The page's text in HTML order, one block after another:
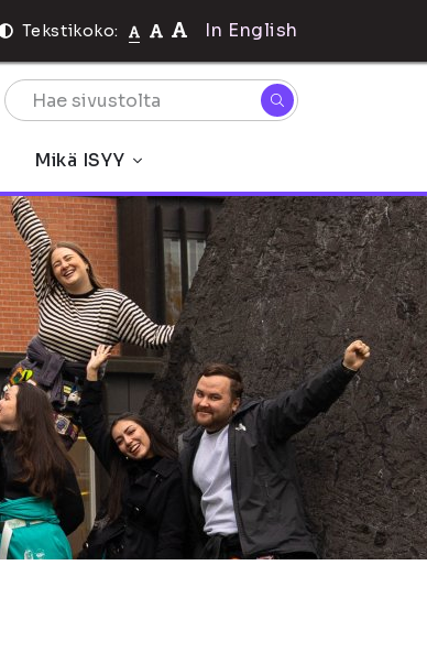
Tekstikoko: In English
Mikä ISYY